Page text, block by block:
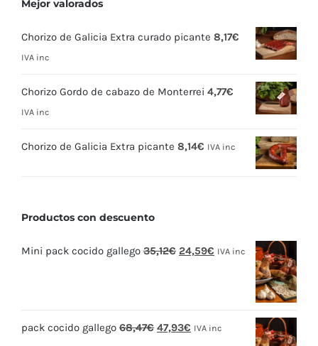
Mejor valorados
Chorizo de Galicia Extra curado picante 8,17€
IVA inc
Chorizo Gordo de cabazo de Monterrei 4,77€
IVA inc
Chorizo de Galicia Extra picante 8,14€ IVA inc
Productos con descuento
Mini pack cocido gallego 35,12€ El
35,12€.
24,59€ El
24,59€.
IVA inc
pack cocido gallego 68,47€ El
47,93€ El
IVA inc